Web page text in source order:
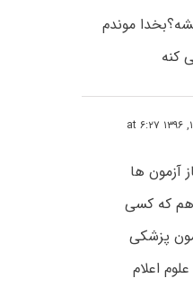
موندم
کنه
مرداد ۱۳, ۱۳۹۶ at ۶:۲۷
آزمون ها
هم که کسی
پزشکی
اعلام